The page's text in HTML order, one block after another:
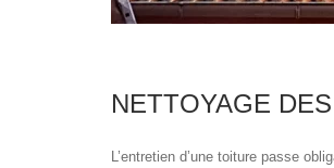
NETTOYAGE
L’entretien d’une toiture passe